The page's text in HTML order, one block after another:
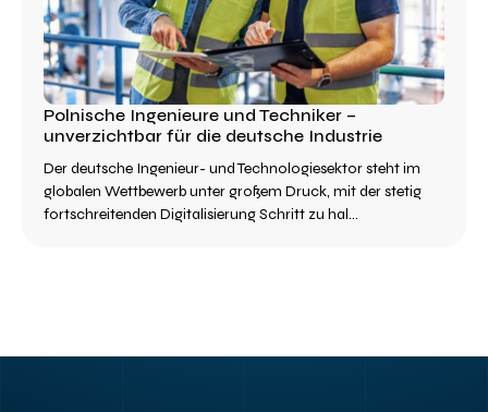
Polnische Ingenieure und Techniker –
unverzichtbar für die deutsche Industrie
Der deutsche Ingenieur- und Technologiesektor steht im
globalen Wettbewerb unter großem Druck, mit der stetig
fortschreitenden Digitalisierung Schritt zu hal...